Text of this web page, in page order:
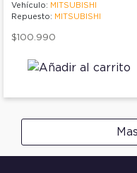
Vehículo: MITSUBISHI
Repuesto: MITSUBISHI
$100.990